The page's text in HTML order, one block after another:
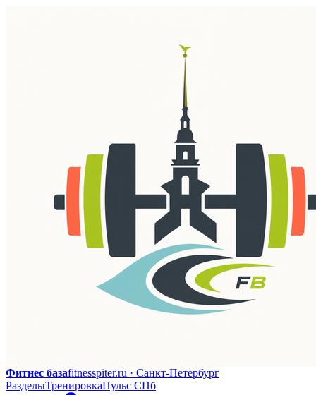
Фитнес базаfitnesspiter.ru · Санкт-Петербург
РазделыТренировкаПульс СПб